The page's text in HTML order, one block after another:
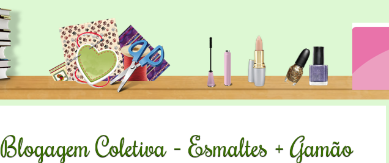
Blogagem Coletiva - Esmaltes + Gamão